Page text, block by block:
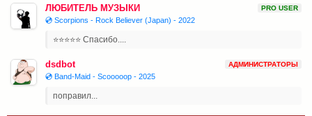
ЛЮБИТЕЛЬ МУЗЫКИ PRO USER
💿 Scorpions - Rock Believer (Japan) - 2022
⭐⭐⭐⭐⭐ Спасибо....
dsdbot АДМИНИСТРАТОРЫ
💿 Band-Maid - Scooooop - 2025
поправил...